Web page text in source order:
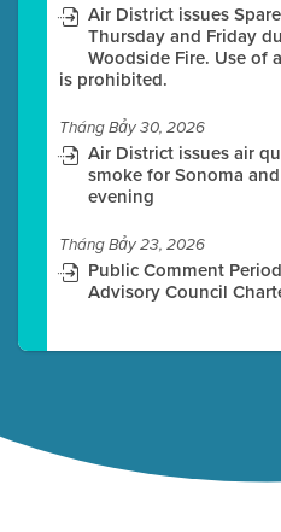
Air District issues
Thursday and Friday
Woodside Fire. Use of
is prohibited.
Tháng Bảy 30, 2026
Air District issues air
smoke for Sonoma
evening
Tháng Bảy 23, 2026
Public Comment
Advisory Council